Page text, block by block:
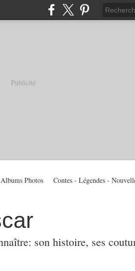
Publicité
son histoire, ses
Albums Photos Contes - Légendes -